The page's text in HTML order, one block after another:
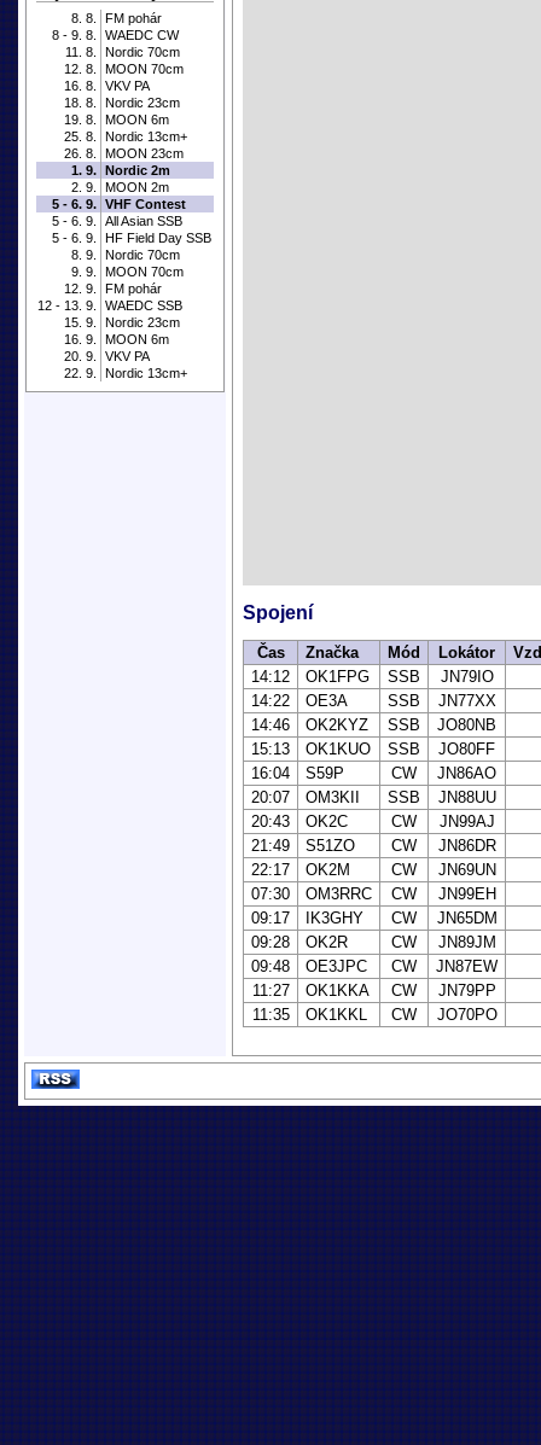
8. 8.
FM pohár
8 - 9. 8.
WAEDC CW
11. 8.
Nordic 70cm
12. 8.
MOON 70cm
16. 8.
VKV PA
18. 8.
Nordic 23cm
19. 8.
MOON 6m
25. 8.
Nordic 13cm+
26. 8.
MOON 23cm
1. 9. Nordic 2m
2. 9.
MOON 2m
5 - 6. 9. VHF Contest
5 - 6. 9.
All Asian SSB
5 - 6. 9.
HF Field Day SSB
8. 9.
Nordic 70cm
9. 9.
MOON 70cm
12. 9.
FM pohár
12 - 13. 9.
WAEDC SSB
15. 9.
Nordic 23cm
16. 9.
MOON 6m
20. 9.
VKV PA
22. 9.
Nordic 13cm+
Spojení
Čas Značka Mód Lokátor
14:12
OK1FPG SSB
JN79IO
14:22
OE3A SSB
JN77XX
14:46
OK2KYZ SSB
JO80NB
15:13
OK1KUO SSB
JO80FF
16:04
S59P CW
JN86AO
20:07
OM3KII SSB
JN88UU
20:43
OK2C CW
JN99AJ
21:49
S51ZO CW
JN86DR
22:17
OK2M CW
JN69UN
07:30
OM3RRC CW
JN99EH
09:17
IK3GHY CW
JN65DM
09:28
OK2R CW
JN89JM
09:48
OE3JPC CW
JN87EW
11:27
OK1KKA CW
JN79PP
11:35
OK1KKL CW JO70PO